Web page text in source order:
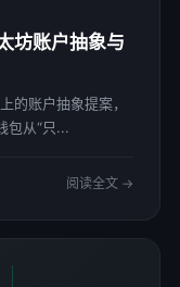
坊账户抽象与
的账户抽象提案，
包从“只...
阅读全文 →